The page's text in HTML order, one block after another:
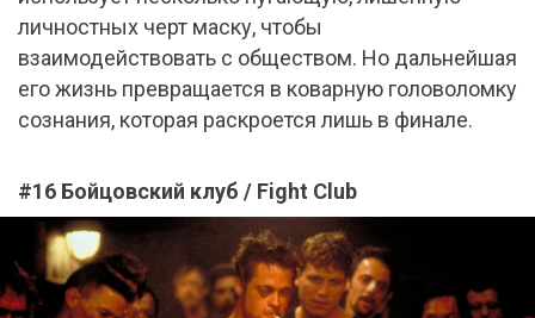
личностных черт маску, чтобы
взаимодействовать с обществом. Но дальнейшая
его жизнь превращается в коварную головоломку
сознания, которая раскроется лишь в финале.
#16 Бойцовский клуб / Fight Club